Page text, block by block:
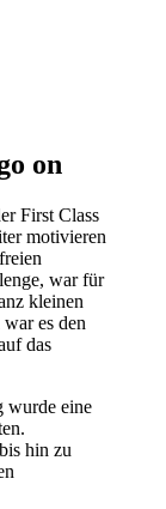
on
First Class
motivieren
war für
kleinen
es den
das
wurde eine
hin zu